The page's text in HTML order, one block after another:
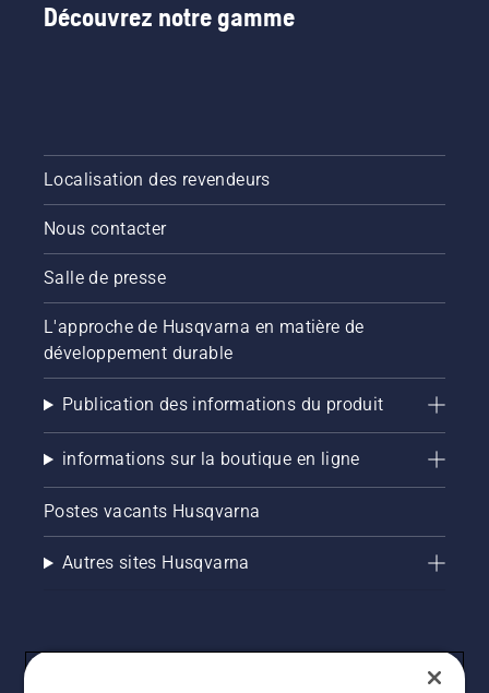
Découvrez notre gamme
Localisation des revendeurs
Nous contacter
Salle de presse
L'approche de Husqvarna en matière de
développement durable
Publication des informations du produit
informations sur la boutique en ligne
Postes vacants Husqvarna
Autres sites Husqvarna